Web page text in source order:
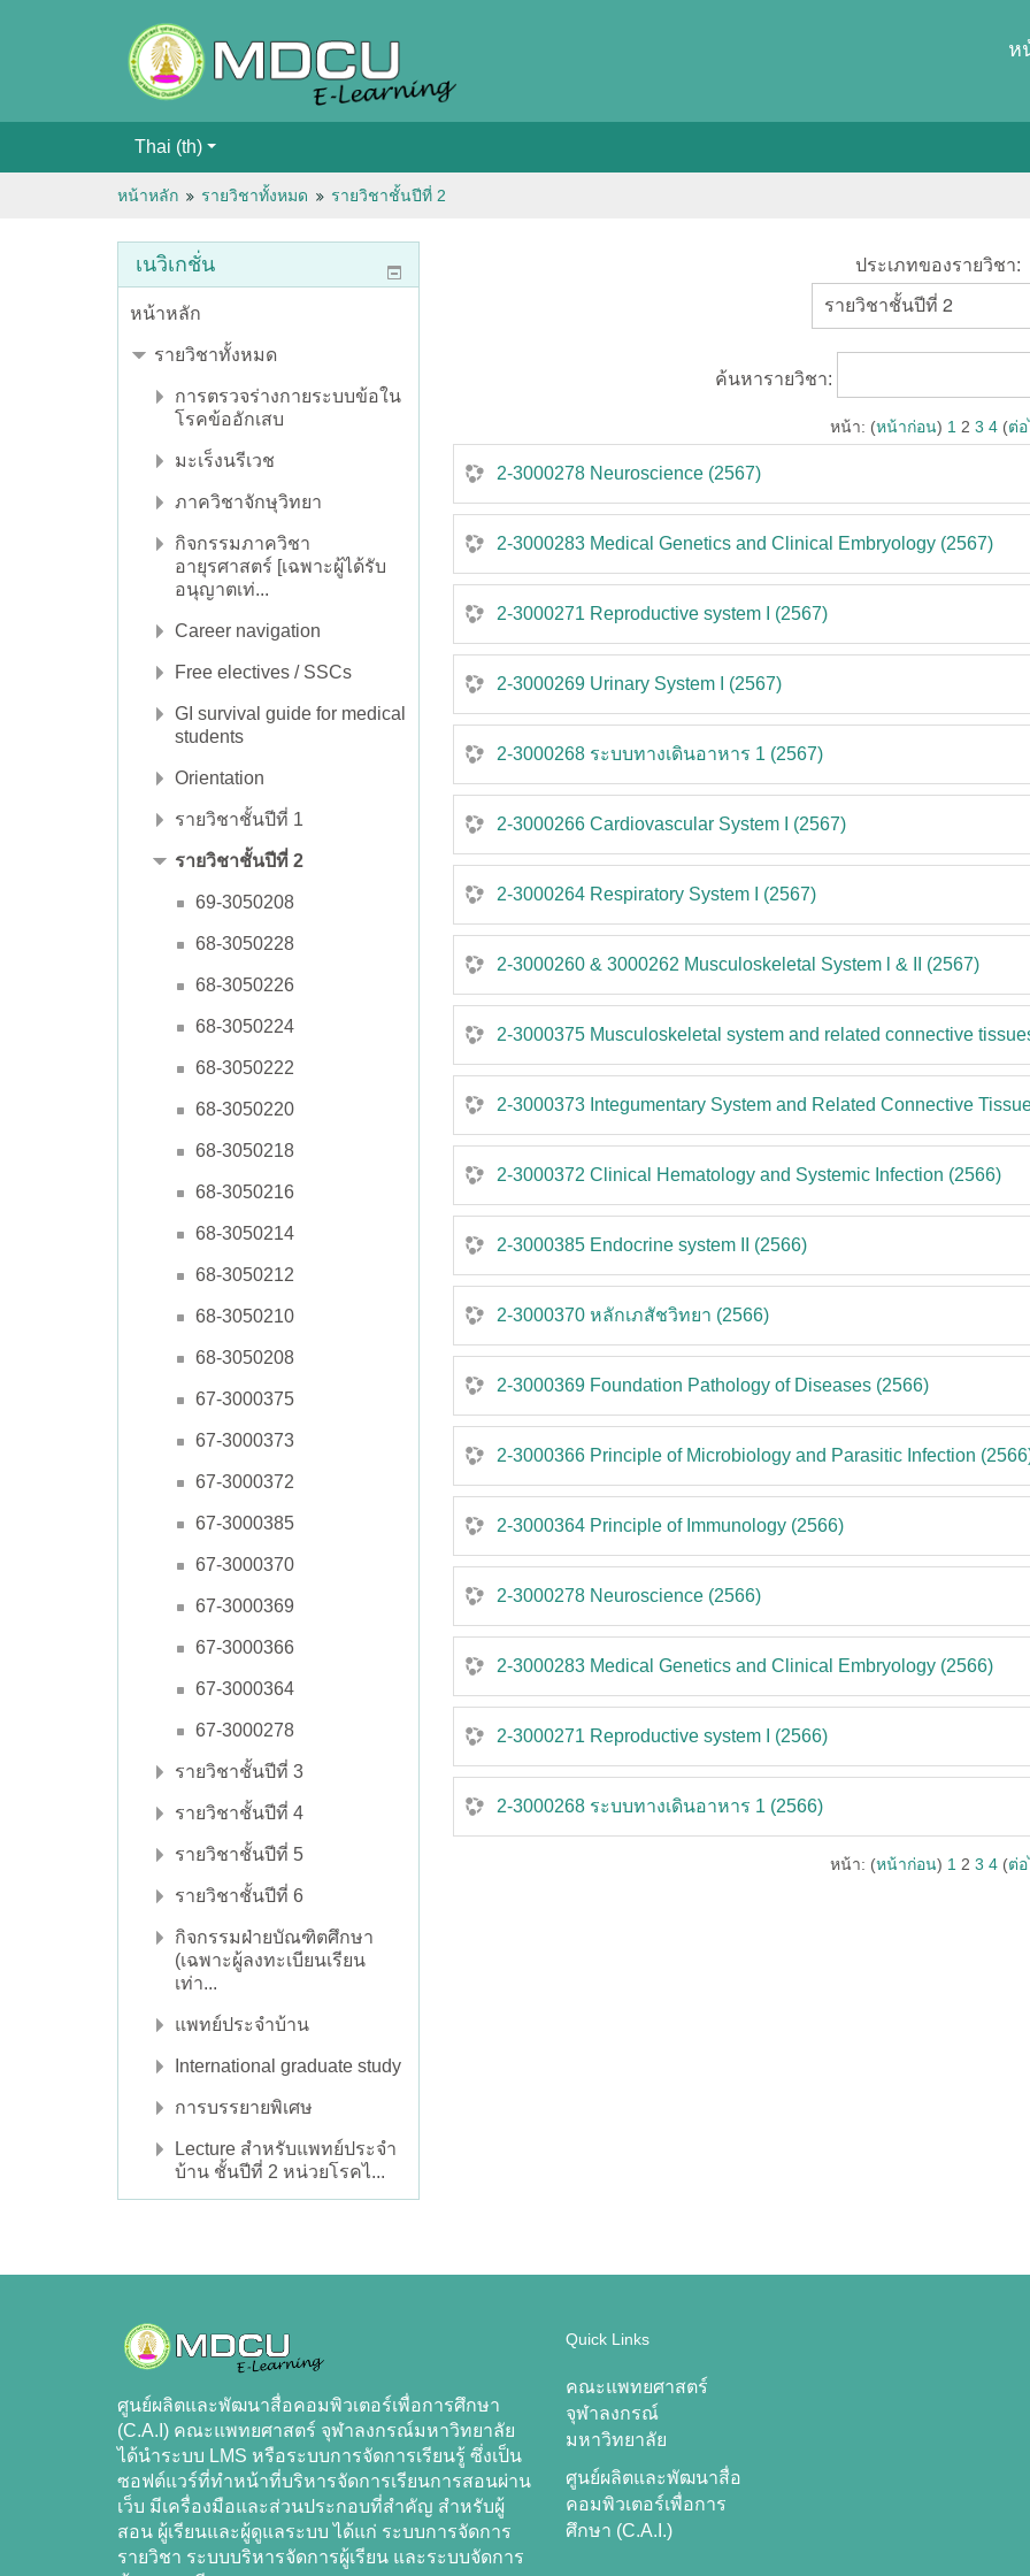
ห
Thai ‎(th)‎
หน้าหลัก รายวิชาทั้งหมด รายวิชาชั้นปีที่ 2
ประเภทของรายวิชา:
ค้นหารายวิชา:
หน้า: (หน้าก่อน) 1 2 3 4 (ต่อ
2-3000278 Neuroscience (2567)
2-3000283 Medical Genetics and Clinical Embryology (2567)
2-3000271 Reproductive system I (2567)
2-3000269 Urinary System I (2567)
2-3000268 ระบบทางเดินอาหาร 1 (2567)
2-3000266 Cardiovascular System I (2567)
2-3000264 Respiratory System I (2567)
2-3000260 & 3000262 Musculoskeletal System l & II (2567)
2-3000375 Musculoskeletal system and related connective
2-3000373 Integumentary System and Related Connective
2-3000372 Clinical Hematology and Systemic Infection (2566)
2-3000385 Endocrine system II (2566)
2-3000370 หลักเภสัชวิทยา (2566)
2-3000369 Foundation Pathology of Diseases (2566)
2-3000366 Principle of Microbiology and Parasitic Infection
2-3000364 Principle of Immunology (2566)
2-3000278 Neuroscience (2566)
2-3000283 Medical Genetics and Clinical Embryology (2566)
2-3000271 Reproductive system I (2566)
2-3000268 ระบบทางเดินอาหาร 1 (2566)
หน้า: (หน้าก่อน) 1 2 3 4 (ต่อ
เนวิเกชั่น
หน้าหลัก
รายวิชาทั้งหมด
การตรวจร่างกายระบบข้อใน
โรคข้ออักเสบ
มะเร็งนรีเวช
ภาควิชาจักษุวิทยา
กิจกรรมภาควิชา
อายุรศาสตร์ [เฉพาะผู้ได้รับ
อนุญาตเท่...
Career navigation
Free electives / SSCs
GI survival guide for medical
students
Orientation
รายวิชาชั้นปีที่ 1
รายวิชาชั้นปีที่ 2
69-3050208
68-3050228
68-3050226
68-3050224
68-3050222
68-3050220
68-3050218
68-3050216
68-3050214
68-3050212
68-3050210
68-3050208
67-3000375
67-3000373
67-3000372
67-3000385
67-3000370
67-3000369
67-3000366
67-3000364
67-3000278
รายวิชาชั้นปีที่ 3
รายวิชาชั้นปีที่ 4
รายวิชาชั้นปีที่ 5
รายวิชาชั้นปีที่ 6
กิจกรรมฝ่ายบัณฑิตศึกษา
(เฉพาะผู้ลงทะเบียนเรียน
เท่า...
แพทย์ประจำบ้าน
International graduate study
การบรรยายพิเศษ
Lecture สำหรับแพทย์ประจำ
บ้าน ชั้นปีที่ 2 หน่วยโรคไ...
ศูนย์ผลิตและพัฒนาสื่อคอมพิวเตอร์เพื่อการศึกษา
(C.A.I) คณะแพทยศาสตร์ จุฬาลงกรณ์มหาวิทยาลัย
ได้นำระบบ LMS หรือระบบการจัดการเรียนรู้ ซึ่งเป็น
ซอฟต์แวร์ที่ทำหน้าที่บริหารจัดการเรียนการสอนผ่าน
เว็บ มีเครื่องมือและส่วนประกอบที่สำคัญ สำหรับผู้
สอน ผู้เรียนและผู้ดูแลระบบ ได้แก่ ระบบการจัดการ
รายวิชา ระบบบริหารจัดการผู้เรียน และระบบจัดการ
Quick Links
คณะแพทยศาสตร์
จุฬาลงกรณ์
มหาวิทยาลัย
ศูนย์ผลิตและพัฒนาสื่อ
คอมพิวเตอร์เพื่อการ
ศึกษา (C.A.I.)